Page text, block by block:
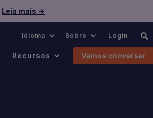
Leia mais →
Idioma Sobre Login
Recursos Vamos conversar